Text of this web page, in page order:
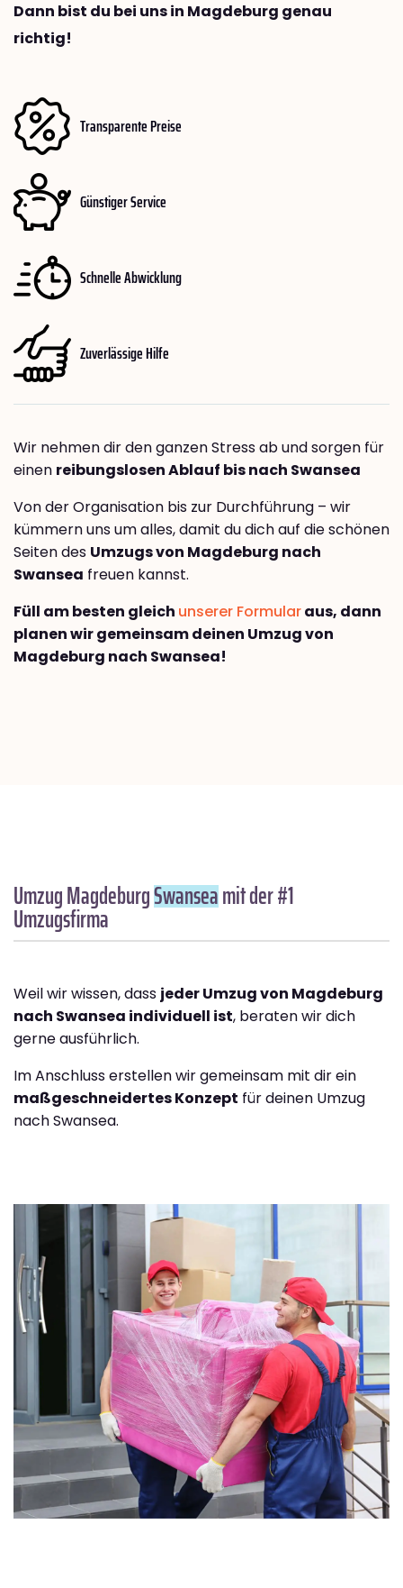
Dann bist du bei uns in Magdeburg genau
richtig!
Transparente Preise
Günstiger Service
Schnelle Abwicklung
Zuverlässige Hilfe
Wir nehmen dir den ganzen Stress ab und sorgen für
einen reibungslosen Ablauf bis nach Swansea
Von der Organisation bis zur Durchführung – wir
kümmern uns um alles, damit du dich auf die schönen
Seiten des Umzugs von Magdeburg nach
Swansea freuen kannst.
Füll am besten gleich unserer Formularaus, dann
planen wir gemeinsam deinen Umzug von
Magdeburg nach Swansea!
Umzug MagdeburgSwanseamit der #1
Umzugsfirma
Weil wir wissen, dass jeder Umzug von Magdeburg
nach Swansea individuell ist, beraten wir dich
gerne ausführlich.
Im Anschluss erstellen wir gemeinsam mit dir ein
maßgeschneidertes Konzept für deinen Umzug
nach Swansea.